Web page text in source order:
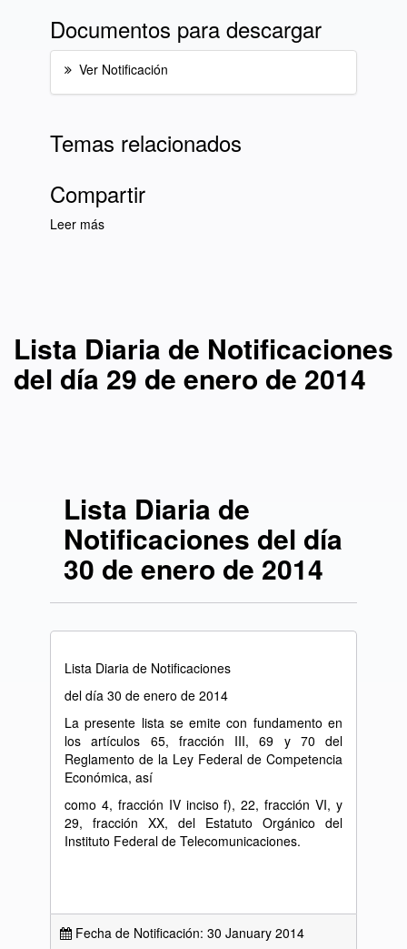
Documentos para descargar
Ver Notificación
Temas relacionados
Compartir
Leer más
Lista Diaria de Notificaciones
del día 29 de enero de 2014
Lista Diaria de
Notificaciones del día
30 de enero de 2014
Lista Diaria de Notificaciones
del día 30 de enero de 2014
La presente lista se emite con fundamento en
los artículos 65, fracción III, 69 y 70 del
Reglamento de la Ley Federal de Competencia
Económica, así
como 4, fracción IV inciso f), 22, fracción VI, y
29, fracción XX, del Estatuto Orgánico del
Instituto Federal de Telecomunicaciones.
Fecha de Notificación: 30 January 2014